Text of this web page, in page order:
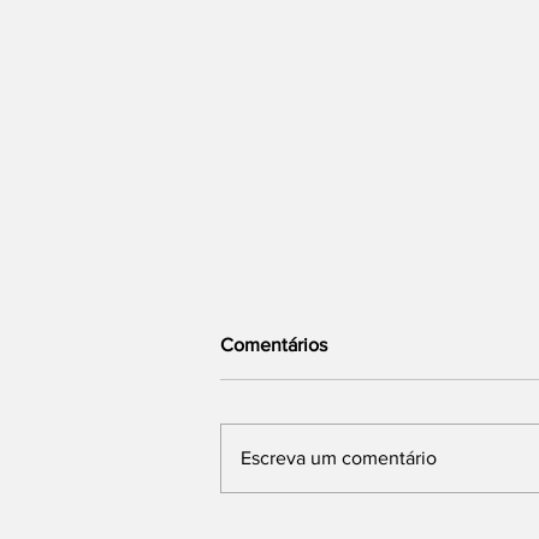
Comentários
Escreva um comentário